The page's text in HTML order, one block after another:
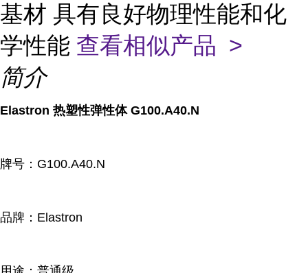
基材 具有良好物理性能和化
学性能 查看相似产品 >
简介
Elastron 热塑性弹性体 G100.A40.N
牌号：G100.A40.N
品牌：Elastron